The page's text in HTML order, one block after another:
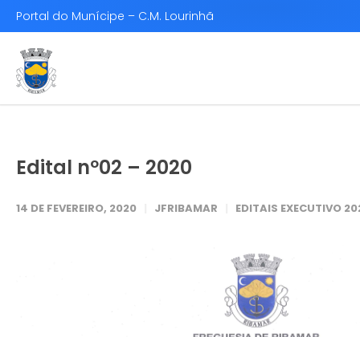
Portal do Munícipe – C.M. Lourinhã
Edital nº02 – 2020
14 DE FEVEREIRO, 2020 JFRIBAMAR EDITAIS EXECUTIVO